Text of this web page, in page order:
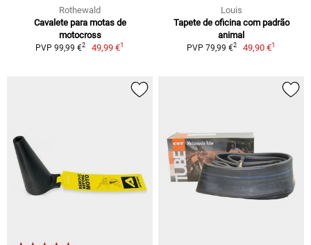
Rothewald
Cavalete para motas de
motocross
PVP 99,99 €2 49,99 €1
Louis
Tapete de oficina com padrão
animal
PVP 79,99 €2 49,90 €1